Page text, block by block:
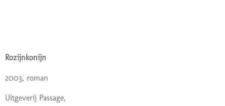
Rozijnkonijn
2003, roman
Uitgeverij Passage,